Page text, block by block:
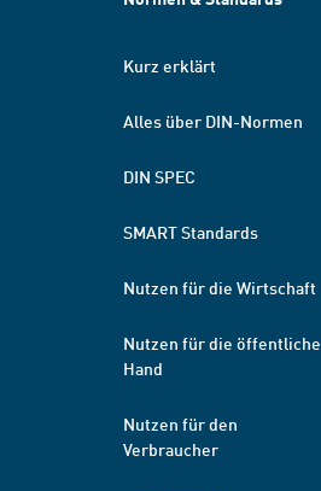
Kurz erklärt
Alles über DIN-Normen
DIN SPEC
SMART Standards
Nutzen für die Wirtschaft
Nutzen für die öffentliche
Hand
Nutzen für den
Verbraucher